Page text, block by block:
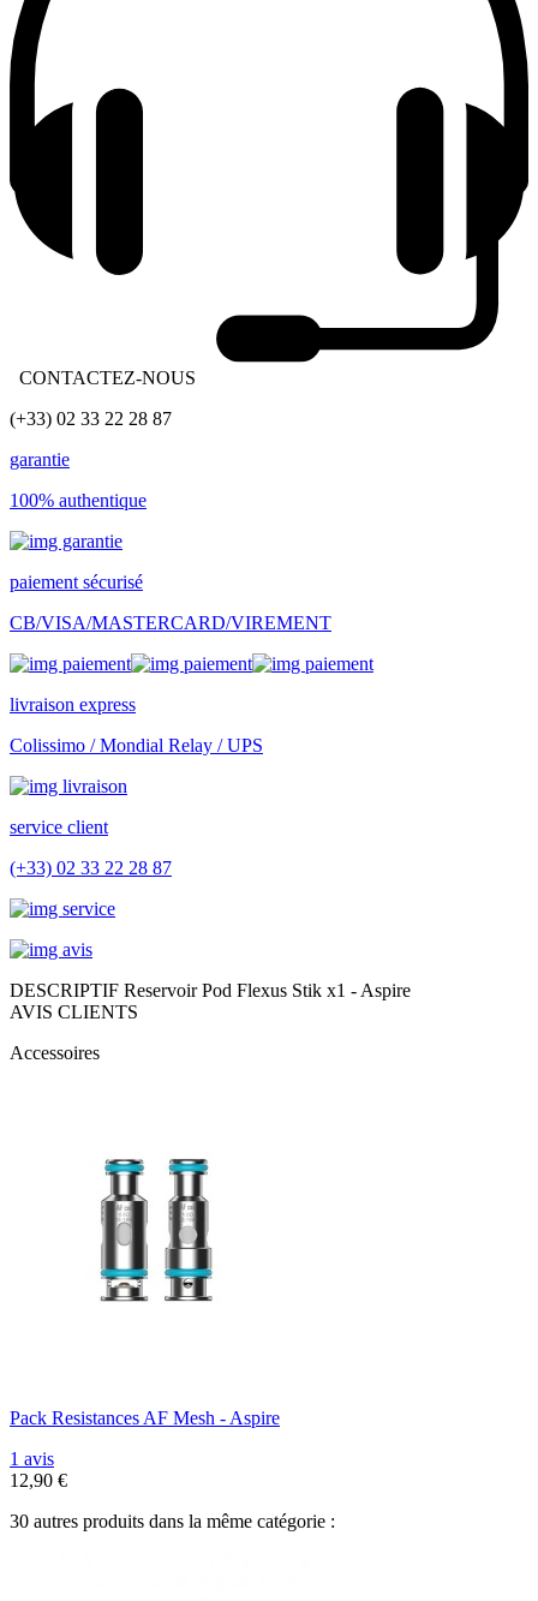
CONTACTEZ-NOUS
(+33) 02 33 22 28 87
garantie
100% authentique
paiement sécurisé
CB/VISA/MASTERCARD/VIREMENT
livraison express
Colissimo / Mondial Relay / UPS
service client
(+33) 02 33 22 28 87
DESCRIPTIF Reservoir Pod Flexus Stik x1 - Aspire
AVIS CLIENTS
Accessoires
Pack Resistances AF Mesh - Aspire
1 avis
12,90 €
30 autres produits dans la même catégorie :